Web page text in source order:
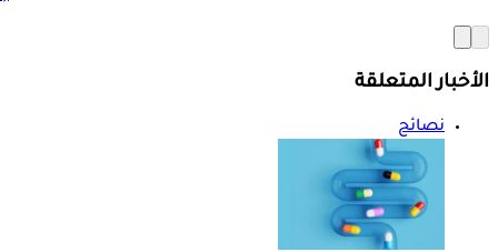
الأخبار المتعلقة
نصائح